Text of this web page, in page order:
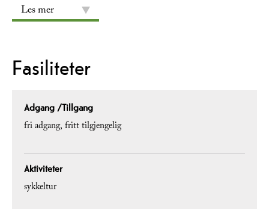
Les mer
Fasiliteter
Adgang /Tillgang
fri adgang fritt tilgjengelig
Aktiviteter
sykkeltur